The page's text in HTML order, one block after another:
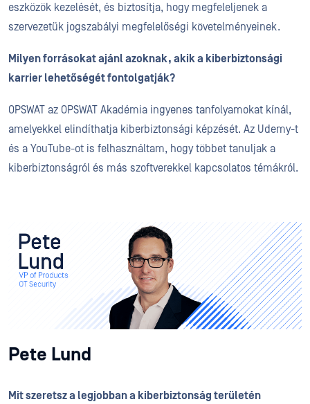
eszközök kezelését, és biztosítja, hogy megfeleljenek a
szervezetük jogszabályi megfelelőségi követelményeinek.
Milyen forrásokat ajánl azoknak, akik a kiberbiztonsági
karrier lehetőségét fontolgatják?
OPSWAT az OPSWAT Akadémia ingyenes tanfolyamokat kínál,
amelyekkel elindíthatja kiberbiztonsági képzését. Az Udemy-t
és a YouTube-ot is felhasználtam, hogy többet tanuljak a
kiberbiztonságról és más szoftverekkel kapcsolatos témákról.
Pete Lund
Mit szeretsz a legjobban a kiberbiztonság területén